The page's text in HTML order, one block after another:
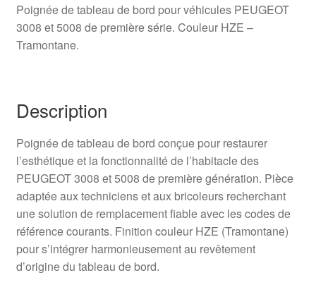
Poignée de tableau de bord pour véhicules PEUGEOT
3008 et 5008 de première série. Couleur HZE –
Tramontane.
Description
Poignée de tableau de bord conçue pour restaurer
l’esthétique et la fonctionnalité de l’habitacle des
PEUGEOT 3008 et 5008 de première génération. Pièce
adaptée aux techniciens et aux bricoleurs recherchant
une solution de remplacement fiable avec les codes de
référence courants. Finition couleur HZE (Tramontane)
pour s’intégrer harmonieusement au revêtement
d’origine du tableau de bord.